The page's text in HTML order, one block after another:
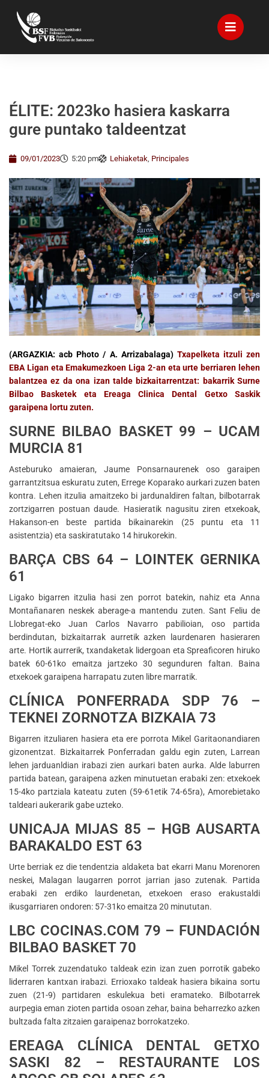
ÉLITE: 2023ko hasiera kaskarra
gure puntako taldeentzat
09/01/2023 5:20 pm Lehiaketak, Principales
(ARGAZKIA: acb Photo / A. Arrizabalaga) Txapelketa itzuli zen
EBA Ligan eta Emakumezkoen Liga 2-an eta urte berriaren lehen
balantzea ez da ona izan talde bizkaitarrentzat: bakarrik Surne
Bilbao Basketek eta Ereaga Clinica Dental Getxo Saskik
garaipena lortu zuten.
SURNE BILBAO BASKET 99 – UCAM
MURCIA 81
Asteburuko amaieran, Jaume Ponsarnaurenek oso garaipen
garrantzitsua eskuratu zuten, Errege Koparako aurkari zuzen baten
kontra. Lehen itzulia amaitzeko bi jardunaldiren faltan, bilbotarrak
zortzigarren postuan daude. Hasieratik nagusitu ziren etxekoak,
Hakanson-en beste partida bikainarekin (25 puntu eta 11
asistentzia) eta saskiratutako 14 hirukorekin.
BARÇA CBS 64 – LOINTEK GERNIKA
61
Ligako bigarren itzulia hasi zen porrot batekin, nahiz eta Anna
Montañanaren neskek aberage-a mantendu zuten. Sant Feliu de
Llobregat-eko Juan Carlos Navarro pabilioian, oso partida
berdindutan, bizkaitarrak aurretik azken laurdenaren hasieraren
arte. Hortik aurrerik, txandaketak lidergoan eta Spreaficoren hiruko
batek 60-61ko emaitza jartzeko 30 segunduren faltan. Baina
etxekoek garaipena harrapatu zuten libre marratik.
CLÍNICA PONFERRADA SDP 76 –
TEKNEI ZORNOTZA BIZKAIA 73
Bigarren itzuliaren hasiera eta ere porrota Mikel Garitaonandiaren
gizonentzat. Bizkaitarrek Ponferradan galdu egin zuten, Larrean
lehen jarduanldian irabazi zien aurkari baten aurka. Alde laburren
partida batean, garaipena azken minutuetan erabaki zen: etxekoek
15-4ko partziala kateatu zuten (59-61etik 74-65ra), Amorebietako
taldeari aukerarik gabe uzteko.
UNICAJA MIJAS 85 – HGB AUSARTA
BARAKALDO EST 63
Urte berriak ez die tendentzia aldaketa bat ekarri Manu Morenoren
neskei, Malagan laugarren porrot jarrian jaso zutenak. Partida
erabaki zen erdiko laurdenetan, etxekoen eraso erakustaldi
ikusgarriaren ondoren: 57-31ko emaitza 20 minututan.
LBC COCINAS.COM 79 – FUNDACIÓN
BILBAO BASKET 70
Mikel Torrek zuzendatuko taldeak ezin izan zuen porrotik gabeko
liderraren kantxan irabazi. Errioxako taldeak hasiera bikaina sortu
zuen (21-9) partidaren eskulekua beti eramateko. Bilbotarrek
aurpegia eman zioten partida osoan zehar, baina beharrezko azken
bultzada falta zitzaien garaipenaz borrokatzeko.
EREAGA CLÍNICA DENTAL GETXO
SASKI 82 – RESTAURANTE LOS